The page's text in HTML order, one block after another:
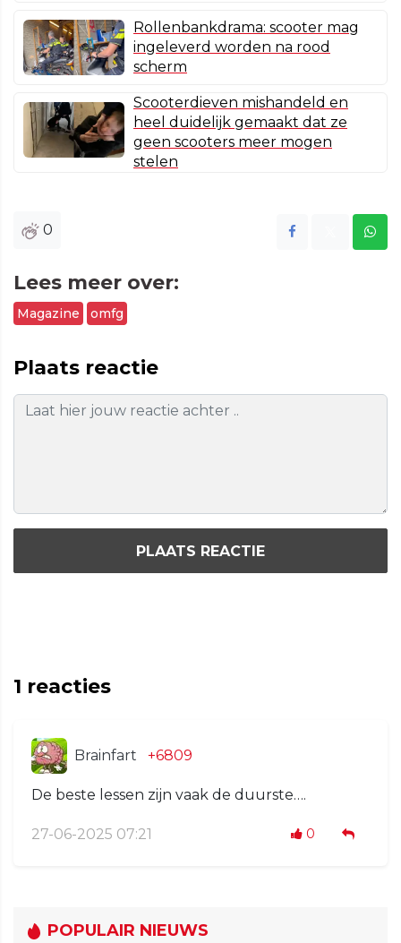
Rollenbankdrama: scooter mag
ingeleverd worden na rood
scherm
Scooterdieven mishandeld en
heel duidelijk gemaakt dat ze
geen scooters meer mogen
stelen
0
Lees meer over:
Magazine omfg
Plaats reactie
PLAATS REACTIE
1 reacties
Brainfart +6809
De beste lessen zijn vaak de duurste….
27-06-2025 07:21 0
POPULAIR NIEUWS